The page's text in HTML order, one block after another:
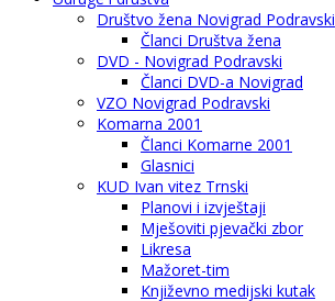
Društvo žena Novigrad Podravski
Članci Društva žena
DVD - Novigrad Podravski
Članci DVD-a Novigrad
VZO Novigrad Podravski
Komarna 2001
Članci Komarne 2001
Glasnici
KUD Ivan vitez Trnski
Planovi i izvještaji
Mješoviti pjevački zbor
Likresa
Mažoret-tim
Književno medijski kutak